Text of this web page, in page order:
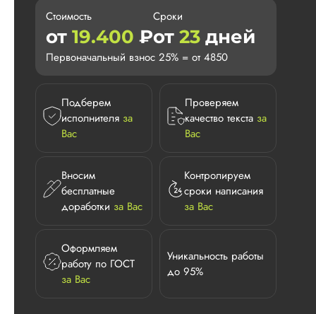
Стоимость
от 19.400 ₽
Сроки
от 23 дней
Первоначальный взнос 25% = от 4850
Подберем
исполнителя за
Вас
Проверяем
качество текста за
Вас
Вносим
бесплатные
доработки за Вас
Контролируем
сроки написания
за Вас
Оформляем
работу по ГОСТ
за Вас
Уникальность работы
до 95%